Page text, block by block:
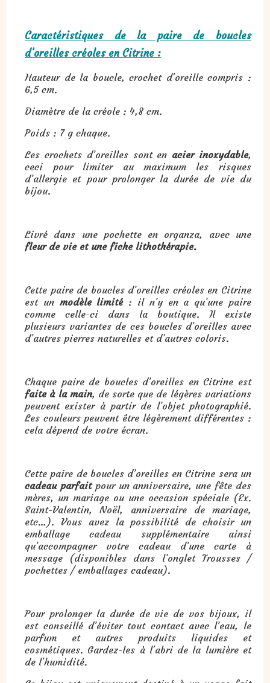
Caractéristiques de la paire de boucles
d’oreilles créoles en Citrine :
Hauteur de la boucle, crochet d'oreille compris :
6,5 cm.
Diamètre de la créole : 4,8 cm.
Poids : 7 g chaque.
Les crochets d’oreilles sont en acier inoxydable,
ceci pour limiter au maximum les risques
d’allergie et pour prolonger la durée de vie du
bijou.
Livré dans une pochette en organza, avec une
fleur de vie et une fiche lithothérapie.
Cette paire de boucles d’oreilles créoles en Citrine
est unmodèle limité: il n’y en a qu’une paire
comme celle-ci dans la boutique. Il existe
plusieurs variantes de ces boucles d’oreilles avec
d’autres pierres naturelles et d’autres coloris.
Chaque paire de boucles d’oreilles en Citrine est
faite à la main, de sorte que de légères variations
peuvent exister à partir de l’objet photographié.
Les couleurs peuvent être légèrement différentes :
cela dépend de votre écran.
Cette paire de boucles d’oreilles en Citrine sera un
cadeau parfaitpour un anniversaire, une fête des
mères, un mariage ou une occasion spéciale (Ex.
Saint-Valentin, Noël, anniversaire de mariage,
etc…). Vous avez la possibilité de choisir un
emballage cadeau supplémentaire ainsi
qu’accompagner votre cadeau d’une carte à
message (disponibles dans l’onglet Trousses /
pochettes / emballages cadeau).
Pour prolonger la durée de vie de vos bijoux, il
est conseillé d’éviter tout contact avec l’eau, le
parfum et autres produits liquides et
cosmétiques. Gardez-les à l'abri de la lumière et
de l'humidité.